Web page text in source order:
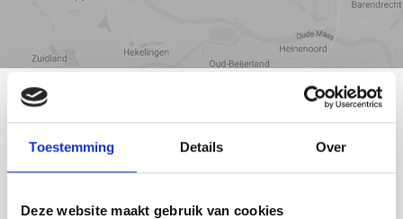
Toestemming Details Over
Deze website maakt gebruik van cookies
Voorzieningen
DEN HAAG